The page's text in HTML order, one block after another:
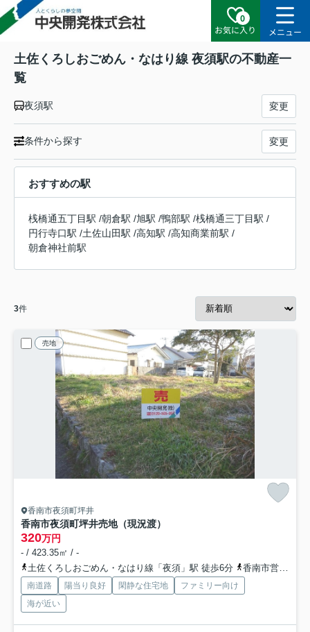
0
お気に入り
メニュー
土佐くろしおごめん・なはり線 夜須駅の不動産一
覧
夜須駅 変更
条件から探す 変更
おすすめの駅
桟橋通五丁目駅 /朝倉駅 /旭駅 /鴨部駅 /桟橋通三丁目駅 /
円行寺口駅 /土佐山田駅 /高知駅 /高知商業前駅 /
朝倉神社前駅
3件
売地
香南市夜須町坪井
香南市夜須町坪井売地（現況渡）
320万円
- / 423.35㎡ / -
土佐くろしおごめん・なはり線「夜須」駅 徒歩6分
香南市営「夜須横町」バス停下車 徒歩3分
南道路 陽当り良好 閑静な住宅地
ファミリー向け
海が近い